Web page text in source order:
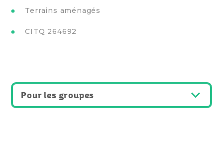
Terrains aménagés
CITQ 264692
Pour les groupes